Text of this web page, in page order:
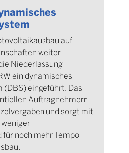
Amtsgericht Steinfurt
Amtsgericht Viersen
Amtsgericht
Wipperfürth
auf
weiter
Niederlassung
ein dynamisches
(DBS) eingeführt. Das
Auftragnehmern
und sorgt mit
weniger
noch mehr Tempo